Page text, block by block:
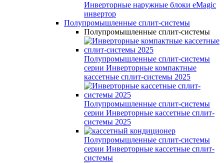
Инверторные наружные блоки eMagic
инвертор
Полупромышленные сплит-системы
Полупромышленные сплит-системы
Полупромышленные сплит-системы
серии Инверторные компактные
кассетные сплит-системы 2025
Полупромышленные сплит-системы
серии Инверторные кассетные сплит-
системы 2025
Полупромышленные сплит-системы
серии Инверторные кассетные сплит-
системы